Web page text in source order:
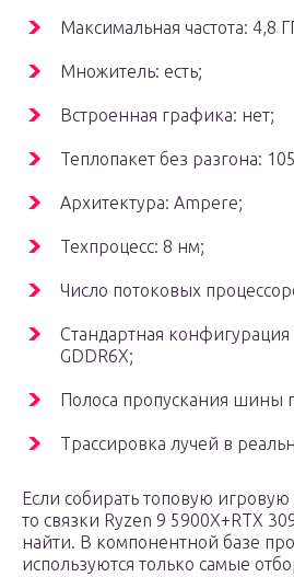
Максимальная частота: 4,8
Множитель: есть;
Встроенная графика: нет;
Теплопакет без разгона:
Архитектура: Ampere;
Техпроцесс: 8 нм;
Число потоковых
Стандартная конфигурация
GDDR6X;
Полоса пропускания шины
Трассировка лучей в
Если собирать топовую игровую
то связки Ryzen 9 5900X+RTX
найти. В компонентной базе
используются только самые